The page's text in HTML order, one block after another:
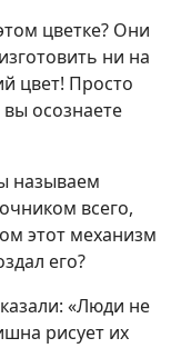
цветке? Они
ни на
цвет! Просто
осознаете
называем
всего,
этот механизм
его?
«Люди не
рисует их